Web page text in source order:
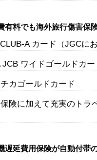
有料でも海外旅行傷害保
A カード（JGCにお
JCB ワイドゴールドカー
カゴールドカード
険に加えて充実のトラ
遅延費用保険が自動付帯